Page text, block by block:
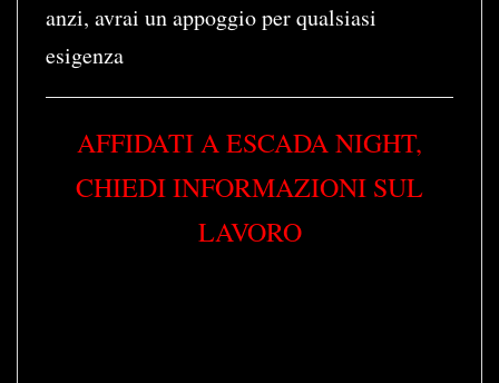
anzi, avrai un appoggio per qualsiasi
esigenza
AFFIDATI A ESCADA NIGHT,
CHIEDI INFORMAZIONI SUL
LAVORO